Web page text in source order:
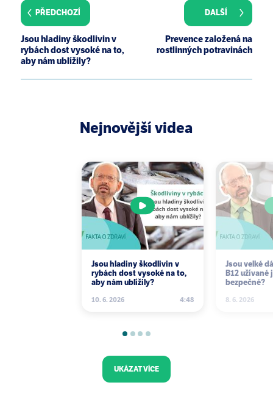
breast cancer risk factors in vivo and tumor cell
growth and apoptosis in vitro. Nutr Cancer.
PŘEDCHOZÍ
Jsou hladiny škodlivin v
rybách dost vysoké na to,
aby nám ublížily?
Prevence založená na
rostlinných potravinách
DALŠÍ
Nejnovější videa
Jsou hladiny škodlivin v
rybách dost vysoké na to,
aby nám ublížily?
10. 6. 2026 4:48
Jsou velké
B12 užívané
bezpečné?
8. 6. 2026
UKÁZAT VÍCE